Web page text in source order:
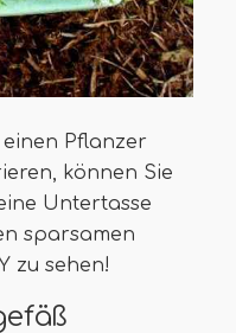
einen Pflanzer
können Sie
Untertasse
sparsamen
zu sehen!